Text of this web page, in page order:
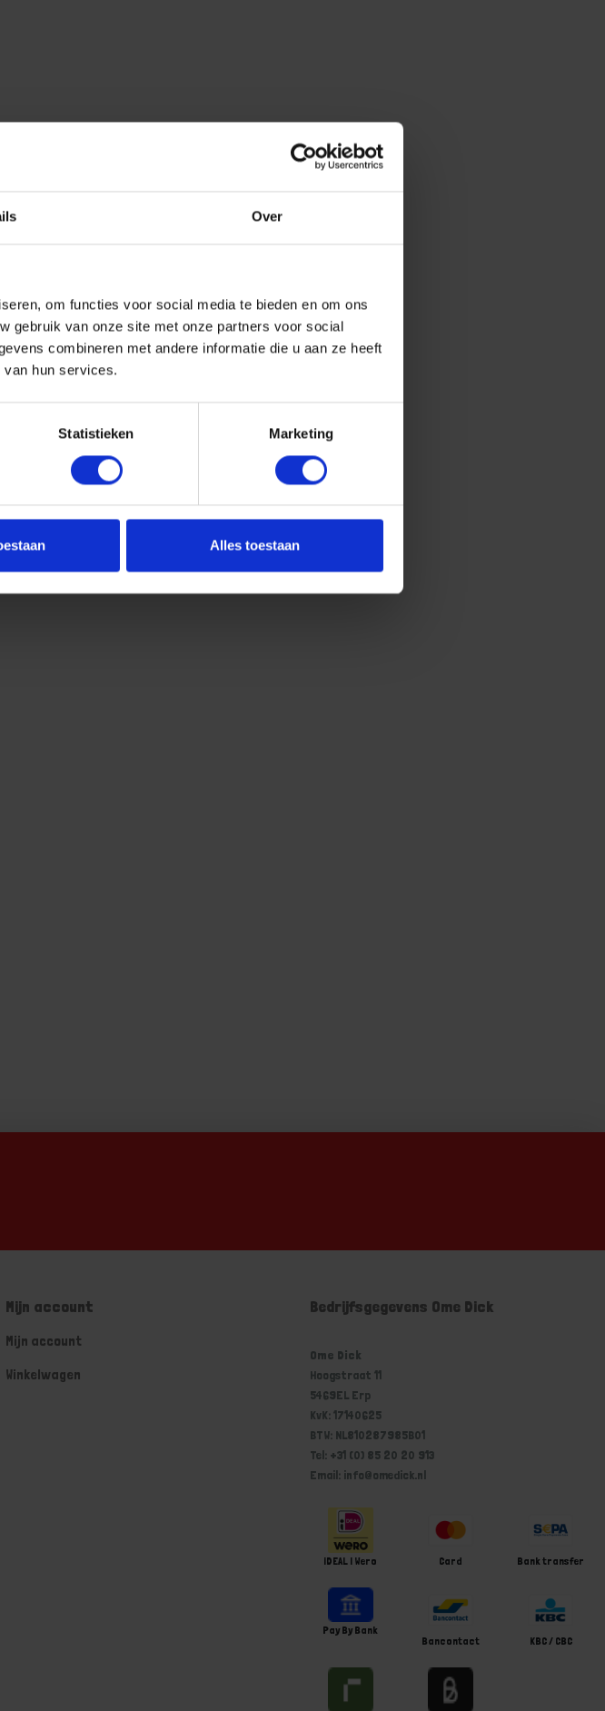
Over
om functies voor social media te bieden en om ons
gebruik van onze site met onze partners voor social
combineren met andere informatie die u aan ze heeft
hun services.
Statistieken Marketing
Alles toestaan
Mijn account
Mijn account
Winkelwagen
Bedrijfsgegevens Ome Dick
Ome Dick
Hoogstraat 11
5469EL Erp
KvK: 17140625
BTW: NL810287985B01
Tel: +31 (0) 85 20 20 913
Email: info@omedick.nl
iDEAL | Wero Card Bank transfer
Pay By Bank
Bancontact
KBC / CBC